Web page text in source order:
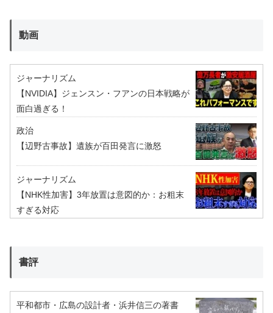
動画
ジャーナリズム
【NVIDIA】ジェンスン・フアンの日本戦略が
面白過ぎる！
政治
【辺野古事故】遺族が百田発言に激怒
ジャーナリズム
【NHK性加害】3年放置は意図的か：お粗末
すぎる対応
書評
平和都市・広島の設計者・浜井信三の著書